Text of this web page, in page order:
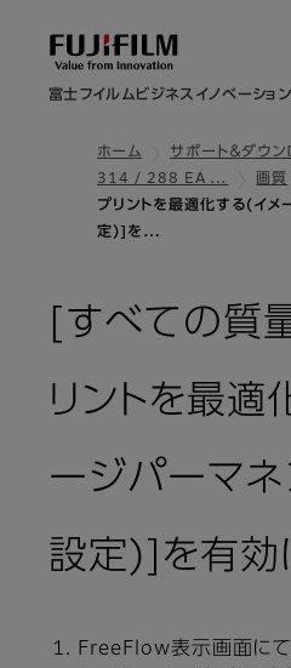
富士フイルムビジネスイノベーション
ホーム サポート＆ダウン
314 / 288 EA …
画質
プリントを最適化する(イ
定)]を…
[すべての質
リントを最適
ージパーマ
設定)]を有効
FreeFlow表示画面にて